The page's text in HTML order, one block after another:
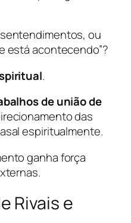
ou
está acontecendo”?
.
de união de
das
espiritualmente.
ganha força
Rivais e